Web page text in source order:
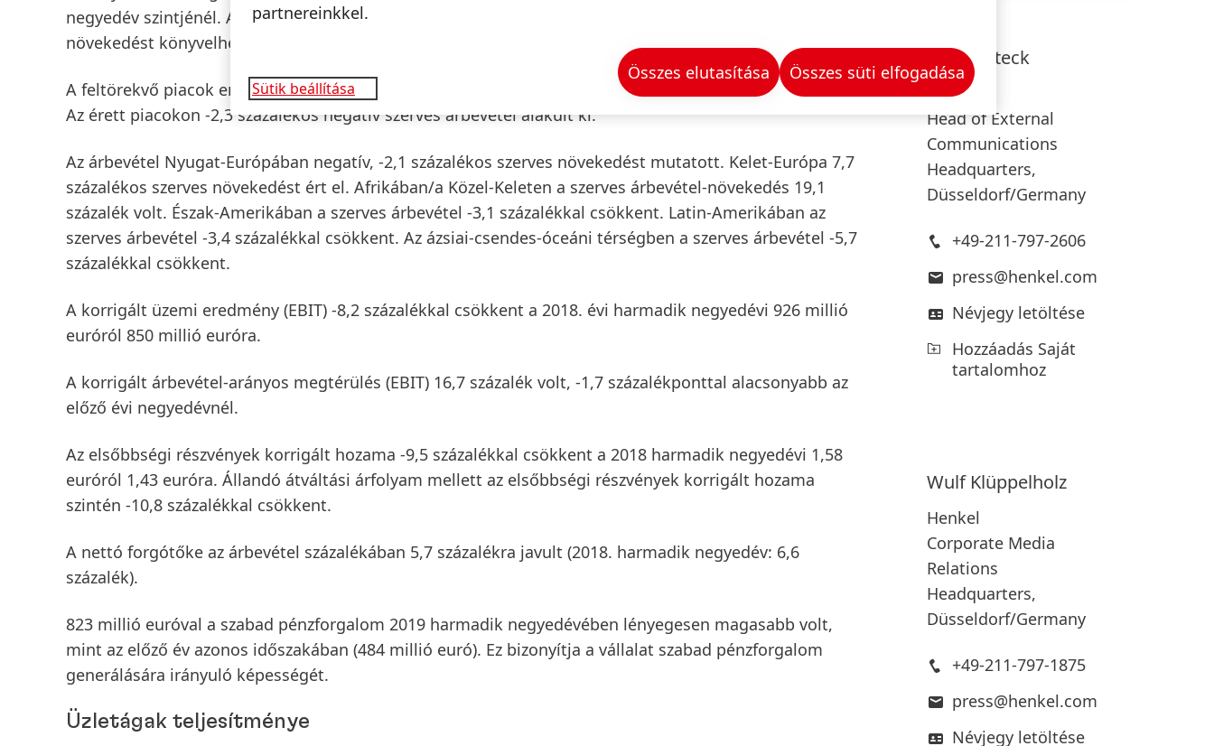
negyedév szintjénél. A
Laundry & Home Care
növekedést könyvelhetett el.
A feltörekvő piacok erőteljes, 2,7 százalékos szerves árbevétel-növekedést értek el.
Az érett piacokon -2,3 százalékos negatív szerves árbevétel alakult ki.
Az árbevétel Nyugat-Európában negatív, -2,1 százalékos szerves növekedést mutatott. Kelet-Európa 7,7
százalékos szerves növekedést ért el. Afrikában/a Közel-Keleten a szerves árbevétel-növekedés 19,1
százalék volt. Észak-Amerikában a szerves árbevétel -3,1 százalékkal csökkent. Latin-Amerikában az
szerves árbevétel -3,4 százalékkal csökkent. Az ázsiai-csendes-óceáni térségben a szerves árbevétel -5,7
százalékkal csökkent.
A korrigált üzemi eredmény (EBIT) -8,2 százalékkal csökkent a 2018. évi harmadik negyedévi 926 millió
euróról 850 millió euróra.
A korrigált árbevétel-arányos megtérülés (EBIT) 16,7 százalék volt, -1,7 százalékponttal alacsonyabb az
előző évi negyedévnél.
Az elsőbbségi részvények korrigált hozama -9,5 százalékkal csökkent a 2018 harmadik negyedévi 1,58
euróról 1,43 euróra. Állandó átváltási árfolyam mellett az elsőbbségi részvények korrigált hozama
szintén -10,8 százalékkal csökkent.
A nettó forgótőke az árbevétel százalékában 5,7 százalékra javult (2018. harmadik negyedév: 6,6
százalék).
823 millió euróval a szabad pénzforgalom 2019 harmadik negyedévében lényegesen magasabb volt,
mint az előző év azonos időszakában (484 millió euró). Ez bizonyítja a vállalat szabad pénzforgalom
generálására irányuló képességét.
Üzletágak teljesítménye
LarsWitteck
Henkel
Head of External
Communications
Headquarters,
Düsseldorf/Germany
+49-211-797-2606
press@henkel.com
Névjegy letöltése
Hozzáadás Saját
tartalomhoz
Wulf Klüppelholz
Henkel
Corporate Media
Relations
Headquarters,
Düsseldorf/Germany
+49-211-797-1875
press@henkel.com
Névjegy letöltése
partnereinkkel.
Sütik beállítása
Összes elutasítása Összes süti elfogadása